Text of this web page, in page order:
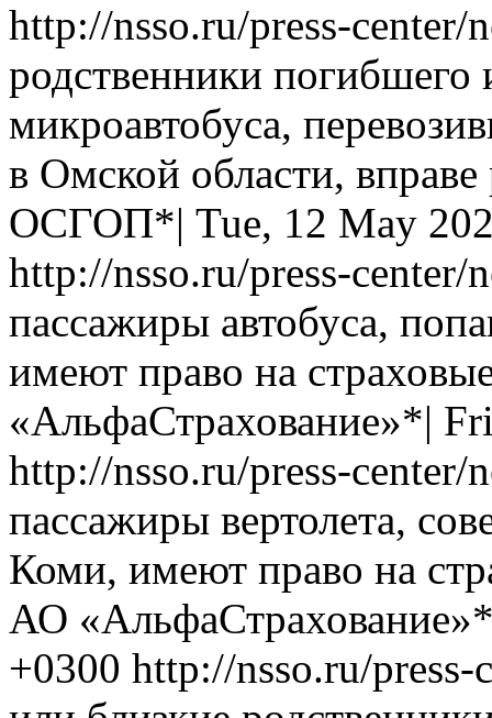
http://nsso.ru/press-center/
родственники
микроавтобуса,
в Омской области,
ОСГОП*| Tue, 12 May
http://nsso.ru/press-center/
пассажиры автобуса,
имеют право на
«АльфаСтрахование»*|
http://nsso.ru/press-center/
пассажиры вертолета,
Коми, имеют право на
АО
+0300 http://nsso.ru/